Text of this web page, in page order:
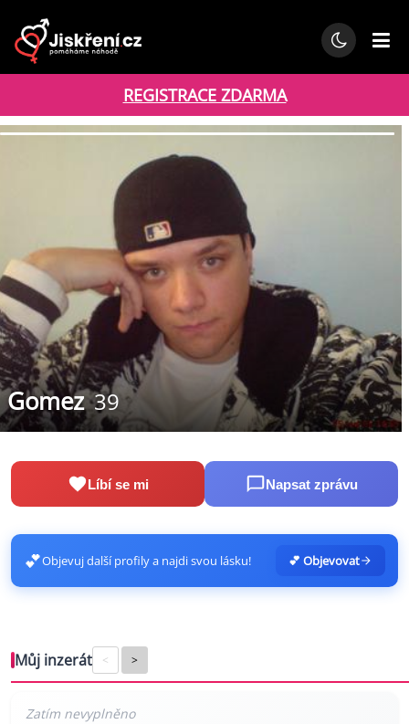
REGISTRACE ZDARMA
Gomez 39
Líbí se mi Napsat zprávu
💕Objevuj další profily a najdi svou lásku! 💕 Objevovat
Můj inzerát < >